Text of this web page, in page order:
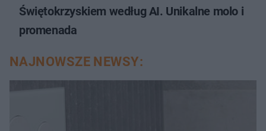
Świętokrzyskiem według AI. Unikalne molo i
promenada
NAJNOWSZE NEWSY: